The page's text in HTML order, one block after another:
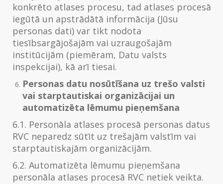
konkrēto atlases procesu, tad atlases procesā
iegūtā un apstrādātā informācija (Jūsu
personas dati) var tikt nodota
tiesībsargājošajām vai uzraugošajām
institūcijām (piemēram, Datu valsts
inspekcijai), kā arī tiesai.
Personas datu nosūtīšana uz trešo valsti
vai starptautiskai organizācijai un
automatizēta lēmumu pieņemšana
6.1. Personāla atlases procesā personas datus
RVC neparedz sūtīt uz trešajām valstīm vai
starptautiskajām organizācijām.
6.2. Automatizēta lēmumu pieņemšana
personāla atlases procesā RVC netiek veikta.